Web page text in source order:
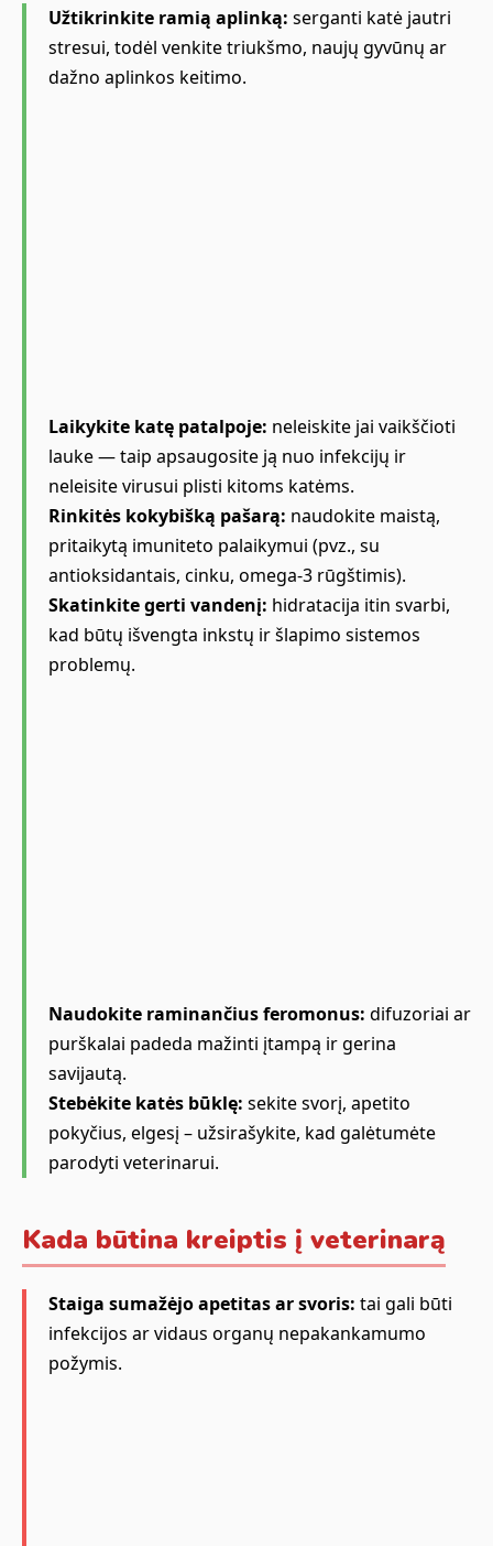
Užtikrinkite ramią aplinką: serganti katė jautri
stresui, todėl venkite triukšmo, naujų gyvūnų ar
dažno aplinkos keitimo.
Laikykite katę patalpoje: neleiskite jai vaikščioti
lauke — taip apsaugosite ją nuo infekcijų ir
neleisite virusui plisti kitoms katėms.
Rinkitės kokybišką pašarą: naudokite maistą,
pritaikytą imuniteto palaikymui (pvz., su
antioksidantais, cinku, omega-3 rūgštimis).
Skatinkite gerti vandenį: hidratacija itin svarbi,
kad būtų išvengta inkstų ir šlapimo sistemos
problemų.
Naudokite raminančius feromonus: difuzoriai ar
purškalai padeda mažinti įtampą ir gerina
savijautą.
Stebėkite katės būklę: sekite svorį, apetito
pokyčius, elgesį – užsirašykite, kad galėtumėte
parodyti veterinarui.
Kada būtina kreiptis į veterinarą
Staiga sumažėjo apetitas ar svoris: tai gali būti
infekcijos ar vidaus organų nepakankamumo
požymis.